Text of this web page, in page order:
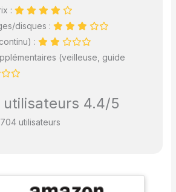
:
disques :
:
(veilleuse, guide
4.4/5
utilisateurs